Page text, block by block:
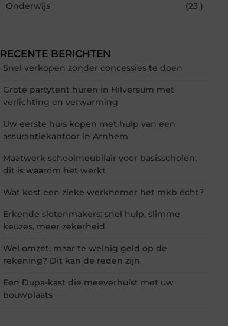
Onderwijs
(23 )
RECENTE BERICHTEN
Snel verkopen zonder concessies te doen
Grote partytent huren in Hilversum met
verlichting en verwarming
Uw eerste huis kopen met hulp van een
assurantiekantoor in Arnhem
Maatwerk schoolmeubilair voor basisscholen:
dit is waarom het werkt
Wat kost een zieke werknemer het mkb écht?
Erkende slotenmakers: snel hulp, slimme
keuzes, meer zekerheid
Wel omzet, maar te weinig geld op de
rekening? Dit kan de reden zijn
Een Dupa-kast die meeverhuist met uw
bouwplaats